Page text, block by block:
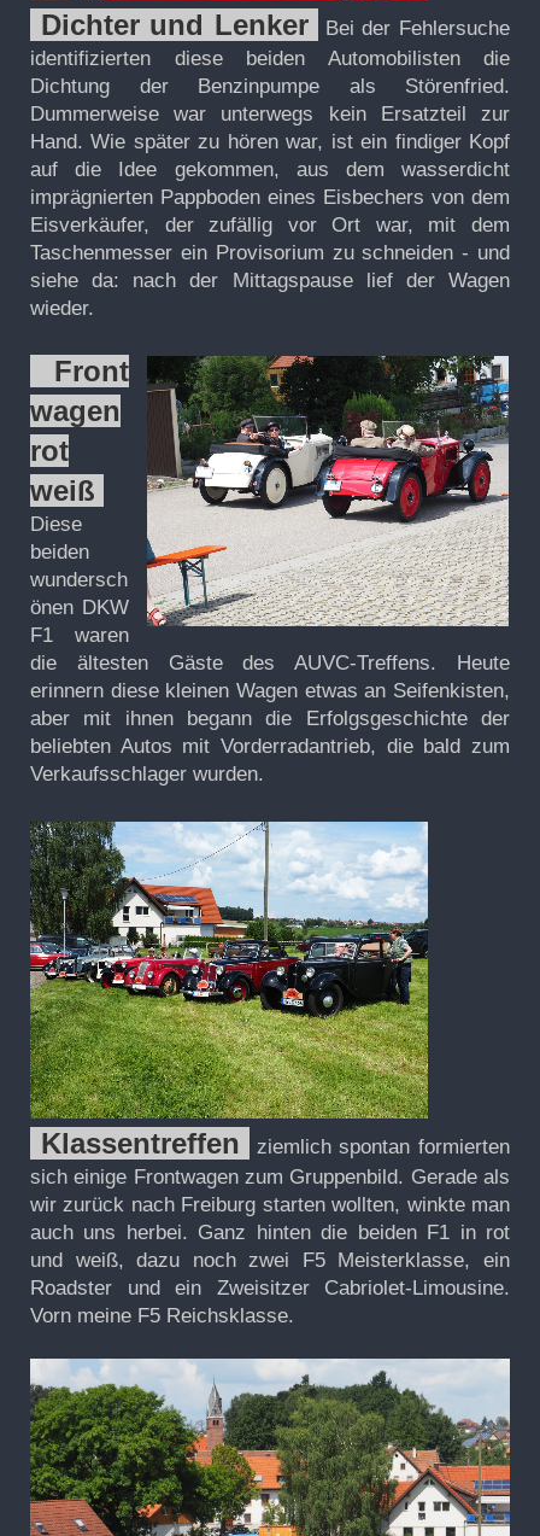
Dichter und Lenker
Bei der Fehlersuche
identifizierten diese beiden Automobilisten die
Dichtung der Benzinpumpe als Störenfried.
Dummerweise war unterwegs kein Ersatzteil zur
Hand. Wie später zu hören war, ist ein findiger Kopf
auf die Idee gekommen, aus dem wasserdicht
imprägnierten Pappboden eines Eisbechers von dem
Eisverkäufer, der zufällig vor Ort war, mit dem
Taschenmesser ein Provisorium zu schneiden - und
siehe da: nach der Mittagspause lief der Wagen
wieder.
Front
wagen
rot
weiß
Diese
beiden
wundersch
önen DKW
F1 waren
die ältesten Gäste des AUVC-Treffens. Heute
erinnern diese kleinen Wagen etwas an Seifenkisten,
aber mit ihnen begann die Erfolgsgeschichte der
beliebten Autos mit Vorderradantrieb, die bald zum
Verkaufsschlager wurden.
Klassentreffen
ziemlich spontan formierten
sich einige Frontwagen zum Gruppenbild. Gerade als
wir zurück nach Freiburg starten wollten, winkte man
auch uns herbei. Ganz hinten die beiden F1 in rot
und weiß, dazu noch zwei F5 Meisterklasse, ein
Roadster und ein Zweisitzer Cabriolet-Limousine.
Vorn meine F5 Reichsklasse.